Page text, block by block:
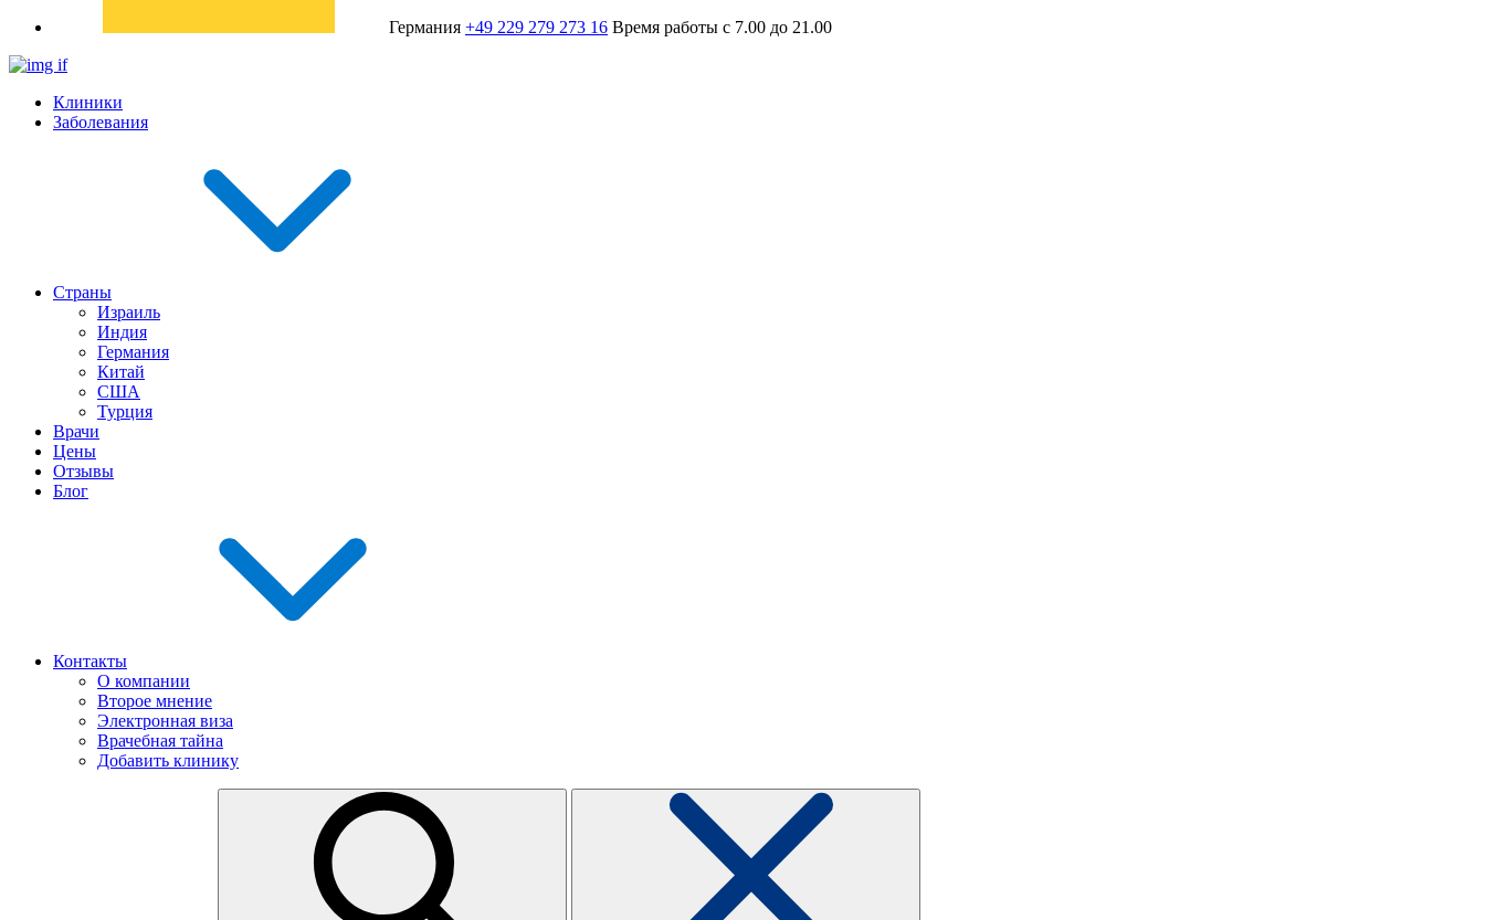
Германия +49 229 279 273 16 Время работы с 7.00 до 21.00
Клиники
Заболевания
Страны
Израиль
Индия
Германия
Китай
США
Турция
Врачи
Цены
Отзывы
Блог
Контакты
О компании
Второе мнение
Электронная виза
Врачебная тайна
Добавить клинику